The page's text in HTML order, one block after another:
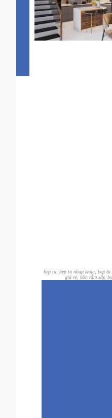
bep tu, bep tu nhap khau, bep
giá rẻ, bồn tắm xây,